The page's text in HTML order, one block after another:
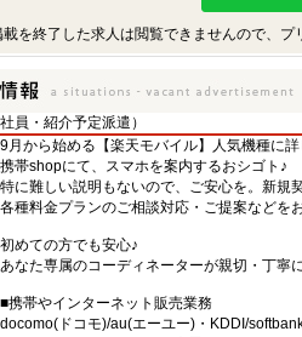
を終了した求人は閲覧できませんので、プ
員・紹介予定派遣）
9月から始める【楽天モバイル】人気機種に
携帯shopにて、スマホを案内するおシゴト♪
特に難しい説明もないので、ご安心を。新規
各種料金プランのご相談対応・ご提案などを
初めての方でも安心♪
あなた専属のコーディネーターが親切・丁
■携帯やインターネット販売業務
docomo(ドコモ)/au(エーユー)・KDDI/